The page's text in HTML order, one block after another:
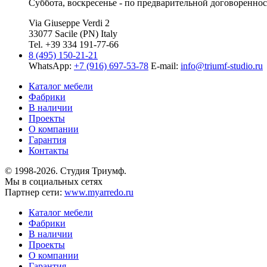
Суббота, воскресенье - по предварительной
Via Giuseppe Verdi 2
33077 Sacile (PN) Italy
Tel. +39 334 191-77-66
8 (495) 150-21-21
WhatsApp: +7 (916) 697-53-78 E-mail: info@triumf-studio.ru
Каталог мебели
Фабрики
В наличии
Проекты
О компании
Гарантия
Контакты
© 1998-2026. Студия Триумф.
Мы в социальных сетях
Партнер сети: www.myarredo.ru
Каталог мебели
Фабрики
В наличии
Проекты
О компании